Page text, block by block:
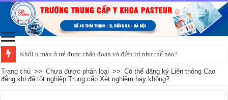
Khối u máu ở trẻ được chẩn đoán và điều trị như thế nào?
Trang chủ >> Chưa được phân loại >> Có thể đăng ký Liên thông Cao
đẳng khi đã tốt nghiệp Trung cấp Xét nghiệm hay không?